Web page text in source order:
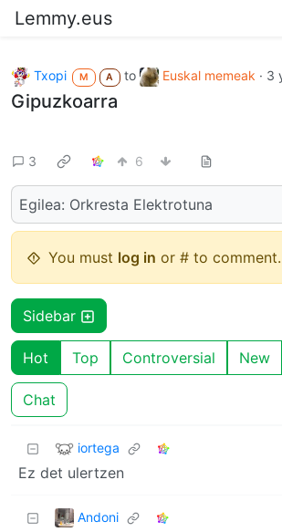
Lemmy.eus
Txopi M A to Euskal memeak · 3
Gipuzkoarra
3 6
Egilea: Orkresta Elektrotuna
You must log in or # to comment.
Sidebar
Hot Top Controversial New
Chat
iortega
Ez det ulertzen
Andoni